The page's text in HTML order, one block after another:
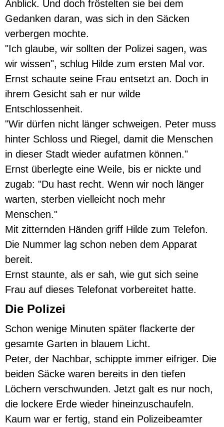
Anblick. Und doch fröstelten sie bei dem
Gedanken daran, was sich in den Säcken
verbergen mochte.
"Ich glaube, wir sollten der Polizei sagen, was
wir wissen", schlug Hilde zum ersten Mal vor.
Ernst schaute seine Frau entsetzt an. Doch in
ihrem Gesicht sah er nur wilde
Entschlossenheit.
"Wir dürfen nicht länger schweigen. Peter muss
hinter Schloss und Riegel, damit die Menschen
in dieser Stadt wieder aufatmen können."
Ernst überlegte eine Weile, bis er nickte und
zugab: "Du hast recht. Wenn wir noch länger
warten, sterben vielleicht noch mehr
Menschen."
Mit zitternden Händen griff Hilde zum Telefon.
Die Nummer lag schon neben dem Apparat
bereit.
Ernst staunte, als er sah, wie gut sich seine
Frau auf dieses Telefonat vorbereitet hatte.
Die Polizei
Schon wenige Minuten später flackerte der
gesamte Garten in blauem Licht.
Peter, der Nachbar, schippte immer eifriger. Die
beiden Säcke waren bereits in den tiefen
Löchern verschwunden. Jetzt galt es nur noch,
die lockere Erde wieder hineinzuschaufeln.
Kaum war er fertig, stand ein Polizeibeamter